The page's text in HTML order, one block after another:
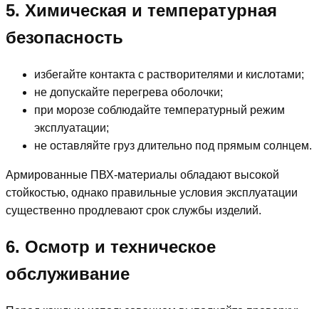
5. Химическая и температурная
безопасность
избегайте контакта с растворителями и кислотами;
не допускайте перегрева оболочки;
при морозе соблюдайте температурный режим
эксплуатации;
не оставляйте груз длительно под прямым солнцем.
Армированные ПВХ-материалы обладают высокой
стойкостью, однако правильные условия эксплуатации
существенно продлевают срок службы изделий.
6. Осмотр и техническое
обслуживание